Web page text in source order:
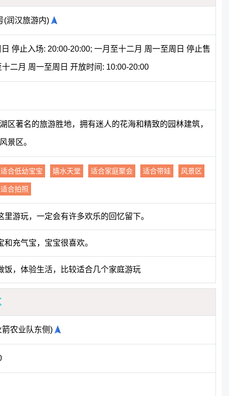
(润汉旅游内)
停止入场: 20:00-20:00; 一月至十二月 周一至周日 停止售
二月 周一至周日 开放时间: 10:00-20:00
区著名的旅游胜地，拥有迷人的花海和精致的园林建筑，
景区。
适合低幼宝宝 嬉水天堂 适合家庭聚会 适合带娃 风景区
适合拍照
里游玩，一定会有许多欢乐的回忆留下。
和充气宝，宝宝很喜欢。
饭，体验生活，比较适合几个家庭游玩
农业队东侧)